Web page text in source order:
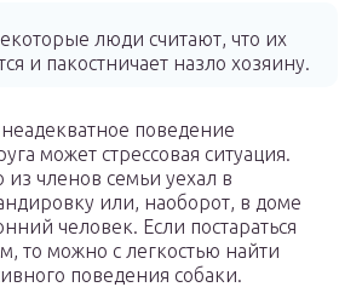
люди считают, что их
и пакостничает назло хозяину.
поведение
может стрессовая ситуация.
членов семьи уехал в
или, наоборот, в доме
человек. Если постараться
то можно с легкостью найти
поведения собаки.